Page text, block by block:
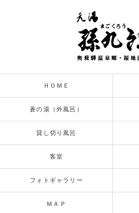
ＨＯＭＥ
蒼の湯（外風呂）
貸し切り風呂
客室
フォトギャラリー
ＭＡＰ